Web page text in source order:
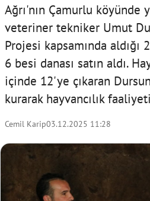
Ağrı'nın Çamurlu köyünde
veteriner tekniker Umut
Projesi kapsamında
6 besi danası satın aldı.
içinde 12'ye çıkaran
kurarak hayvancılık
Cemil Karip03.12.2025 11:28